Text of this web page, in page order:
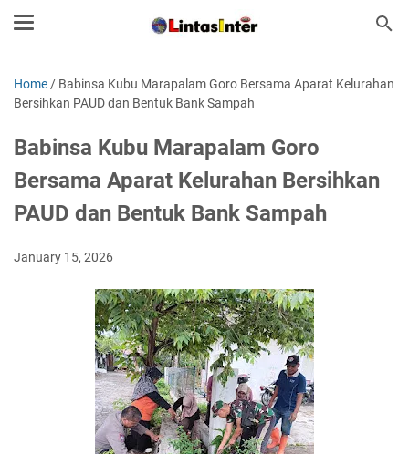
Home / Babinsa Kubu Marapalam Goro Bersama Aparat Kelurahan
Bersihkan PAUD dan Bentuk Bank Sampah
Babinsa Kubu Marapalam Goro
Bersama Aparat Kelurahan Bersihkan
PAUD dan Bentuk Bank Sampah
January 15, 2026